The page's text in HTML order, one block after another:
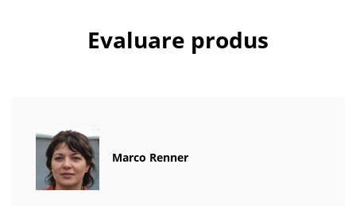
Evaluare produs
Marco Renner